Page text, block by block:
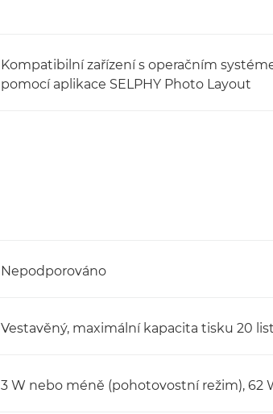
Kompatibilní zařízení s operačním
pomocí aplikace SELPHY Photo Layout
Nepodporováno
Vestavěný, maximální kapacita tisku 20
3 W nebo méně (pohotovostní režim), 62